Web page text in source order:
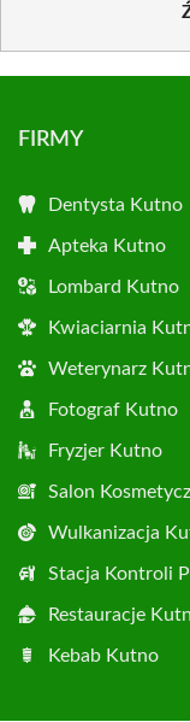
FIRMY
Dentysta Kutno
Apteka Kutno
Lombard Kutno
Kwiaciarnia
Weterynarz
Fotograf Kutno
Fryzjer Kutno
Salon
Wulkanizacja
Stacja Kontroli
Restauracje
Kebab Kutno